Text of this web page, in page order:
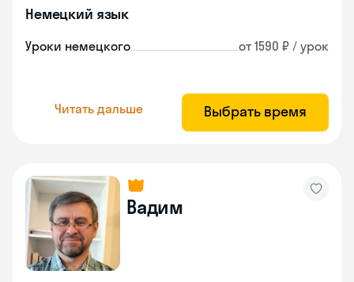
Немецкий язык
Уроки немецкого от 1590 ₽ / урок
Читать дальше Выбрать время
Вадим